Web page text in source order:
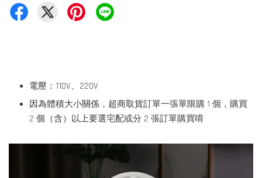
電壓：110V、220V
因為體積大小關係，超商取貨訂單一張單限購 1 個，購買
2 個（含）以上要選宅配或分 2 張訂單購買唷